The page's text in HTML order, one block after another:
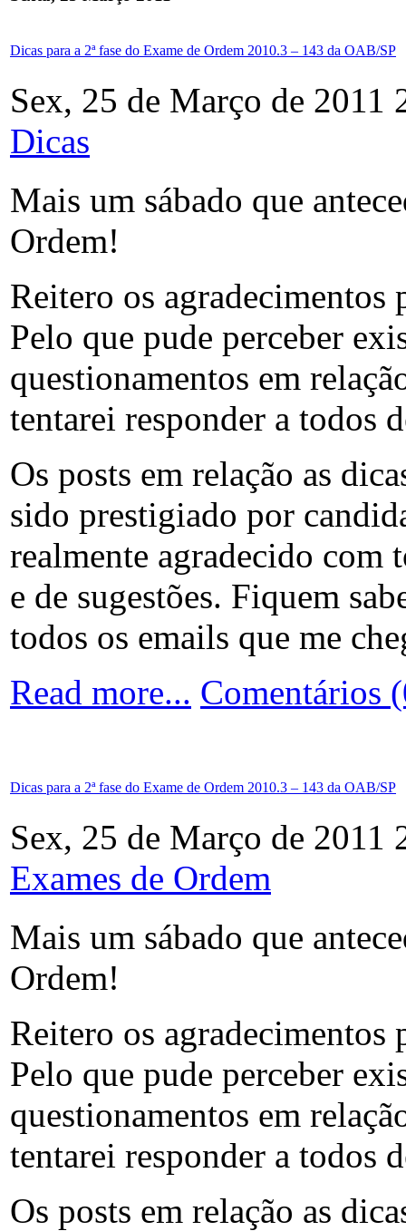
Dicas para a 2ª fase do Exame de Ordem 2010.3 – 143 da OAB/SP
Sex, 25 de Março de 2011
Dicas
Mais um sábado que
Ordem!
Reitero os
Pelo que pude perceber
questionamentos em
tentarei responder a todos
Os posts em relação as
sido prestigiado por
realmente agradecido com
e de sugestões. Fiquem
todos os emails que me
Read more... Comentários
Dicas para a 2ª fase do Exame de Ordem 2010.3 – 143 da OAB/SP
Sex, 25 de Março de 2011
Exames de Ordem
Mais um sábado que
Ordem!
Reitero os
Pelo que pude perceber
questionamentos em
tentarei responder a todos
Os posts em relação as